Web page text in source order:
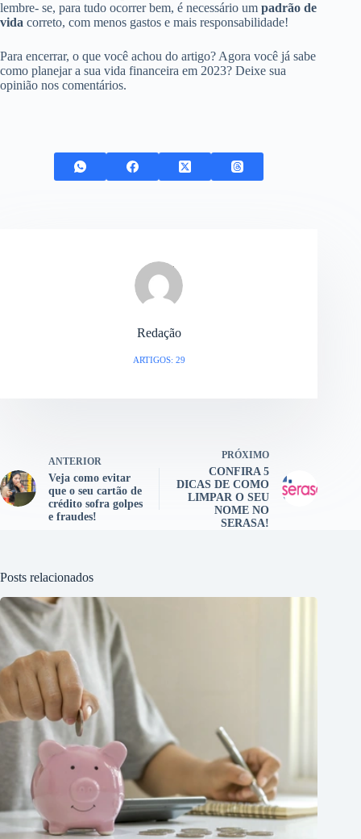
lembre- se, para tudo ocorrer bem, é necessário um padrão de
vida correto, com menos gastos e mais responsabilidade!
Para encerrar, o que você achou do artigo? Agora você já sabe
como planejar a sua vida financeira em 2023? Deixe sua
opinião nos comentários.
Redação
ARTIGOS: 29
ANTERIOR
Veja como evitar
que o seu cartão de
crédito sofra golpes
e fraudes!
PRÓXIMO
CONFIRA 5
DICAS DE COMO
LIMPAR O SEU
NOME NO
SERASA!
Posts relacionados